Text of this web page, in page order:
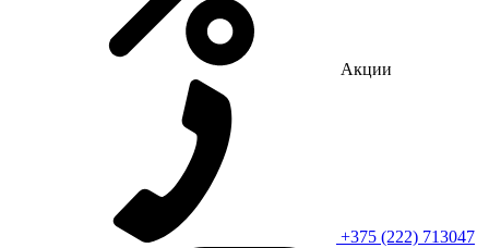
Акции
+375 (222) 713047